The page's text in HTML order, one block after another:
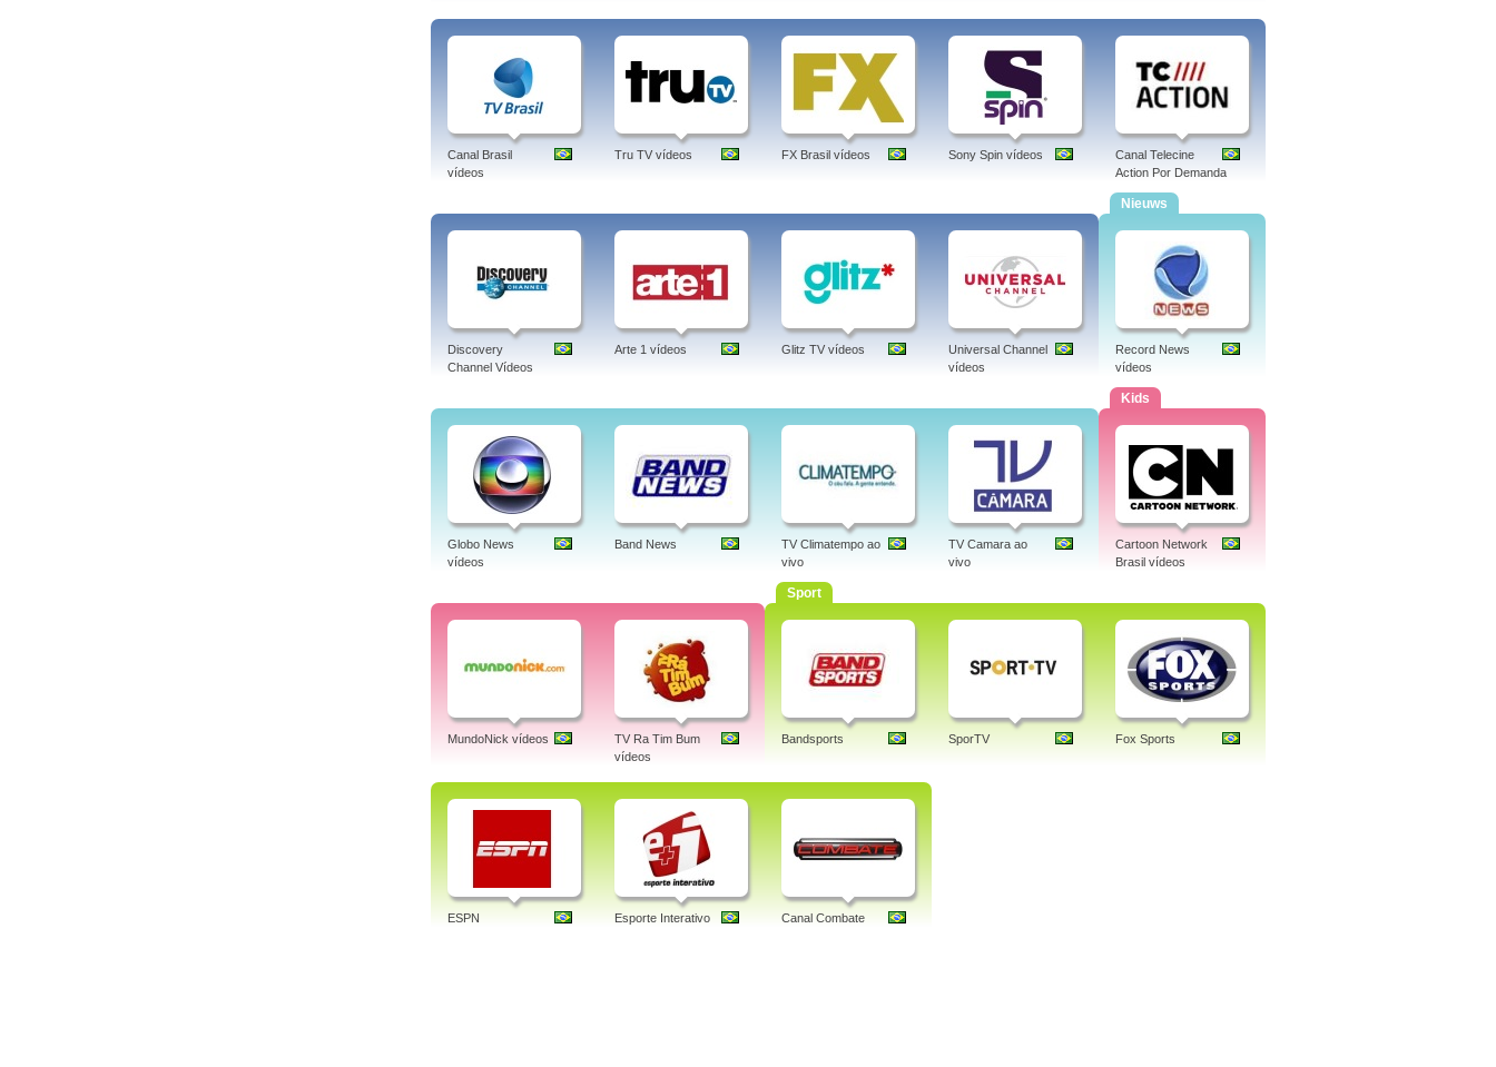
Canal Brasil
vídeos
Tru TV vídeos FX Brasil vídeos Sony Spin vídeos
Canal Telecine
Action Por Demanda
Discovery
Channel Vídeos
Arte 1 vídeos Glitz TV vídeos
Universal Channel
vídeos
Nieuws
Record News
vídeos
Globo News
vídeos
Band News
TV Climatempo ao
vivo
TV Camara ao
vivo
Kids
Cartoon Network
Brasil vídeos
MundoNick vídeos
TV Ra Tim Bum
vídeos
Sport
Bandsports SporTV Fox Sports
ESPN Esporte Interativo Canal Combate